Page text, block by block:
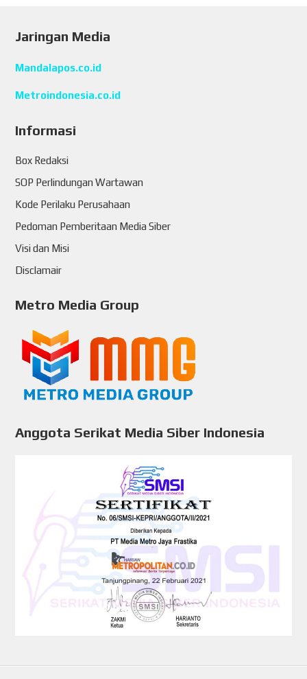
Jaringan Media
Mandalapos.co.id
Metroindonesia.co.id
Informasi
Box Redaksi
SOP Perlindungan Wartawan
Kode Perilaku Perusahaan
Pedoman Pemberitaan Media Siber
Visi dan Misi
Disclamair
Metro Media Group
Anggota Serikat Media Siber Indonesia